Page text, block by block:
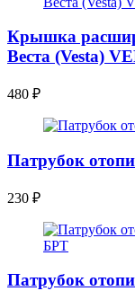
Крышка
Веста (Vesta)
480 ₽
Патрубок
230 ₽
Патрубок